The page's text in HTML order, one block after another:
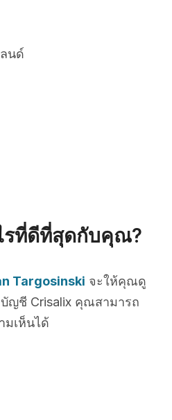
นด์
รที่ดีที่สุดกับคุณ?
Targosinski จะให้คุณดู
ชี Crisalix คุณสามารถ
มเห็นได้